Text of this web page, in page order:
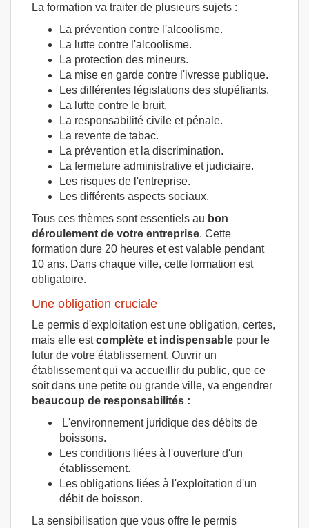
La formation va traiter de plusieurs sujets :
La prévention contre l'alcoolisme.
La lutte contre l'alcoolisme.
La protection des mineurs.
La mise en garde contre l'ivresse publique.
Les différentes législations des stupéfiants.
La lutte contre le bruit.
La responsabilité civile et pénale.
La revente de tabac.
La prévention et la discrimination.
La fermeture administrative et judiciaire.
Les risques de l'entreprise.
Les différents aspects sociaux.
Tous ces thèmes sont essentiels au bon
déroulement de votre entreprise. Cette
formation dure 20 heures et est valable pendant
10 ans. Dans chaque ville, cette formation est
obligatoire.
Une obligation cruciale
Le permis d'exploitation est une obligation, certes,
mais elle estcomplète et indispensable pour le
futur de votre établissement. Ouvrir un
établissement qui va accueillir du public, que ce
soit dans une petite ou grande ville, va engendrer
beaucoup de responsabilités :
L'environnement juridique des débits de
boissons.
Les conditions liées à l'ouverture d'un
établissement.
Les obligations liées à l'exploitation d'un
débit de boisson.
La sensibilisation que vous offre le permis